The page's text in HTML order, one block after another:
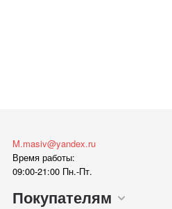
M.masiv@yandex.ru
Время работы:
09:00-21:00 Пн.-Пт.
Покупателям